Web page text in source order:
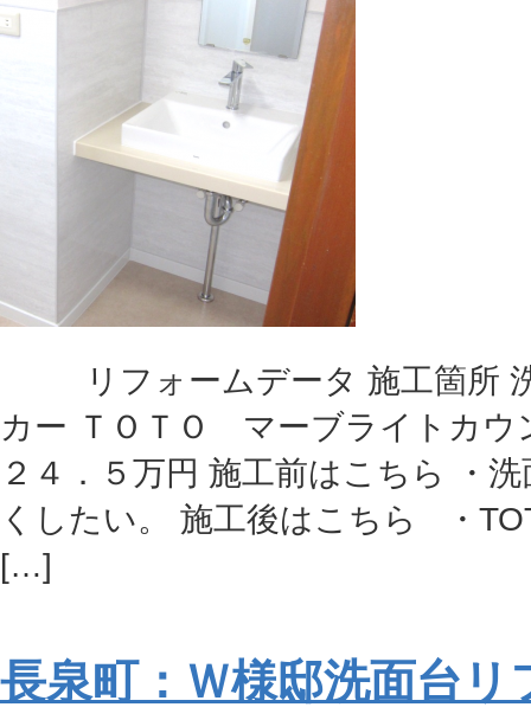
リフォームデータ 施工箇所
カー ＴＯＴＯ マーブライトカウ
２４．５万円 施工前はこちら ・
くしたい。 施工後はこちら ・
[…]
長泉町：Ｗ様邸洗面台リ